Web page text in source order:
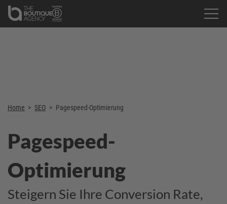
Home > SEO > Pagespeed-Optimierung
Pagespeed-
Optimierung
Steigern Sie Ihre Conversion Rate,